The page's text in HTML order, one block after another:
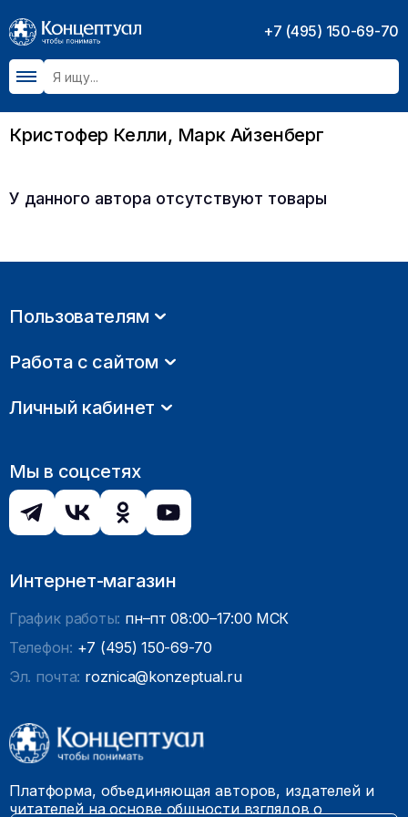
+7 (495) 150-69-70
Кристофер Келли, Марк Айзенберг
У данного автора отсутствуют товары
Пользователям
Работа с сайтом
Личный кабинет
Мы в соцсетях
Интернет-магазин
График работы: пн–пт 08:00–17:00 МСК
Телефон: +7 (495) 150-69-70
Эл. почта: roznica@konzeptual.ru
Платформа, объединяющая авторов, издателей и
читателей на основе общности взглядов о